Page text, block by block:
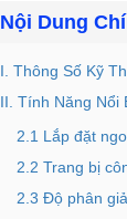
Nội Dung
I. Thông Số Kỹ
II. Tính Năng Nổi
2.1 Lắp đặt
2.2 Trang bị
2.3 Độ phân